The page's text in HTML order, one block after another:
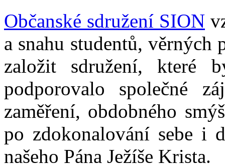
Občanské sdružení SION
a snahu studentů, věrných
založit sdružení, které
podporovalo společné
zaměření, obdobného
po zdokonalování sebe i
našeho Pána Ježíše Krista.